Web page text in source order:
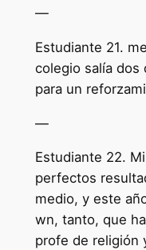
—
Estudiante 21.
colegio salía dos
para un
—
Estudiante 22.
perfectos
medio, y este
wn, tanto, que
profe de religión